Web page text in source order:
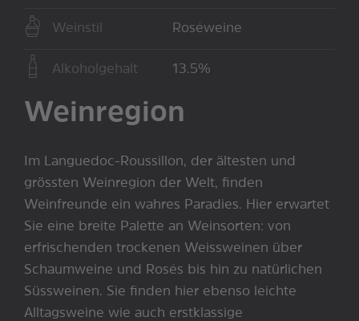
Weinstil Roséweine
Alkoholgehalt 13.5%
Weinregion
Im Languedoc-Roussillon, der ältesten und
grössten Weinregion der Welt, finden
Weinfreunde ein wahres Paradies. Hier erwartet
Sie eine breite Palette an Weinsorten: von
erfrischenden trockenen Weissweinen über
Schaumweine und Rosés bis hin zu natürlichen
Süssweinen. Sie finden hier ebenso leichte
Alltagsweine wie auch erstklassige